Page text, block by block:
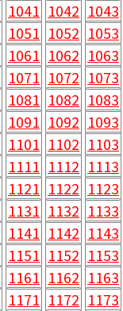
1041 1042 1043
1051 1052 1053
1061 1062 1063
1071 1072 1073
1081 1082 1083
1091 1092 1093
1101 1102 1103
1111 1112 1113
1121 1122 1123
1131 1132 1133
1141 1142 1143
1151 1152 1153
1161 1162 1163
1171 1172 1173